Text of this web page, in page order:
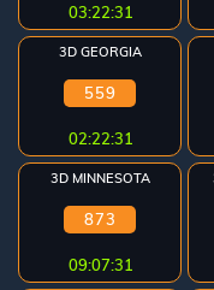
03:22:31
3D GEORGIA
559
02:22:31
3D MINNESOTA
873
09:07:31